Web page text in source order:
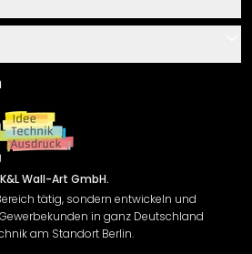
Wall-Art GmbH.
tätig, sondern entwickeln und
in ganz Deutschland
am Standort Berlin.